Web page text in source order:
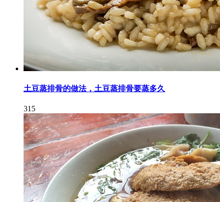
土豆蒸排骨的做法，土豆蒸排骨要蒸多久
315